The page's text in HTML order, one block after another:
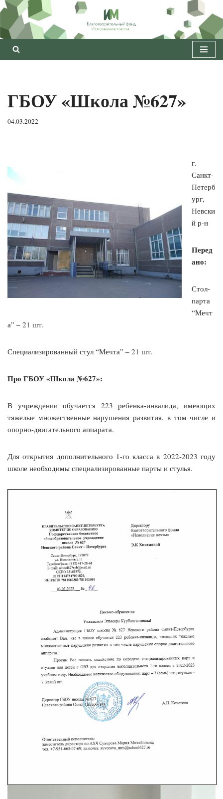
Перейти
к
содержимому
ГБОУ «Школа №627»
04.03.2022
г.
Санкт-
Петерб
ург,
Невски
й р-н
Перед
ано:
Стол-
парта
“Мечт
а” – 21 шт.
Специализированный стул “Мечта” – 21 шт.
Про ГБОУ «Школа №627»:
В учреждении обучается 223 ребенка-инвалида, имеющих
тяжелые множественные нарушения развития, в том числе и
опорно-двигательного аппарата.
Для открытия дополнительного 1-го класса в 2022-2023 году
школе необходимы специализированные парты и стулья.